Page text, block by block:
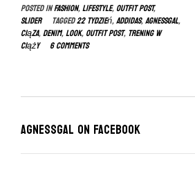
ciąży”
Posted inFASHION,LIFESTYLE,OUTFIT POST,
slider
Tagged22 tydzień,addidas,agnessgal,
ciąza,denim,look,outfit post,trening w
ciąży
6 Comments
Agnessgal on Facebook